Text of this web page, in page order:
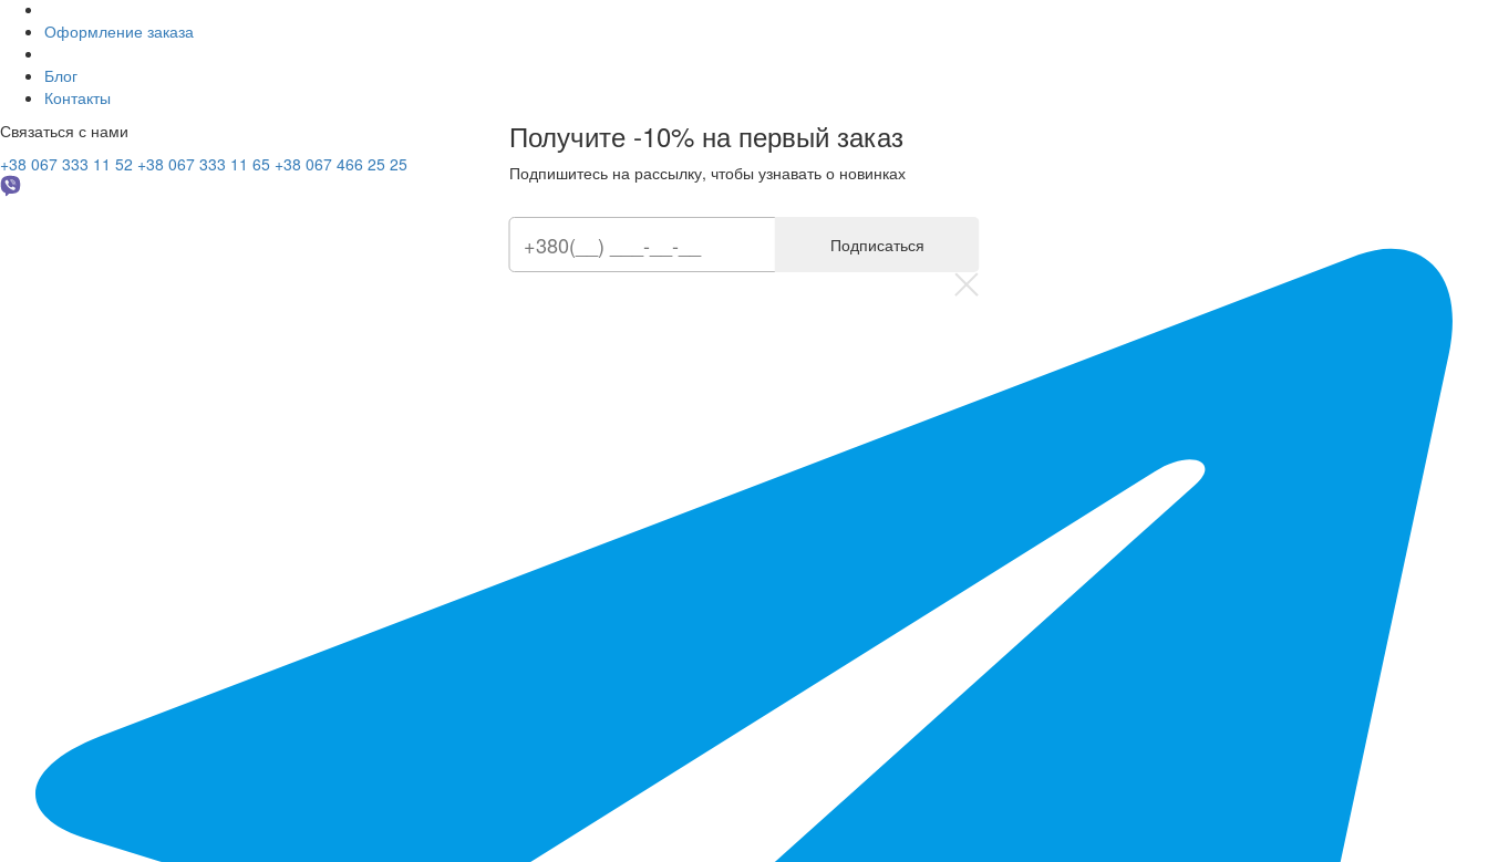
Оформление заказа
Блог
Контакты
Связаться с нами
+38 067 333 11 52 +38 067 333 11 65 +38 067 466 25 25
Получите -10% на первый заказ
Подпишитесь на рассылку, чтобы узнавать о новинках
Подписаться